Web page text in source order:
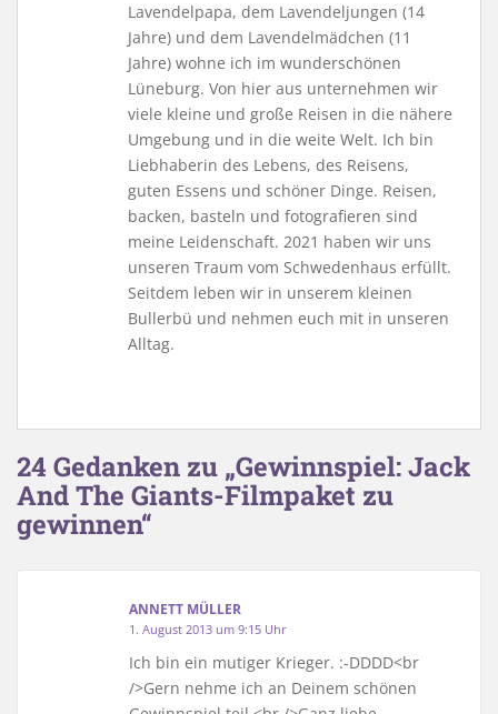
Lavendelpapa, dem Lavendeljungen (14
Jahre) und dem Lavendelmädchen (11
Jahre) wohne ich im wunderschönen
Lüneburg. Von hier aus unternehmen wir
viele kleine und große Reisen in die nähere
Umgebung und in die weite Welt. Ich bin
Liebhaberin des Lebens, des Reisens,
guten Essens und schöner Dinge. Reisen,
backen, basteln und fotografieren sind
meine Leidenschaft. 2021 haben wir uns
unseren Traum vom Schwedenhaus erfüllt.
Seitdem leben wir in unserem kleinen
Bullerbü und nehmen euch mit in unseren
Alltag.
24 Gedanken zu „Gewinnspiel: Jack
And The Giants-Filmpaket zu
gewinnen“
ANNETT MÜLLER
1. August 2013 um 9:15 Uhr
Ich bin ein mutiger Krieger. :-DDDD<br
/>Gern nehme ich an Deinem schönen